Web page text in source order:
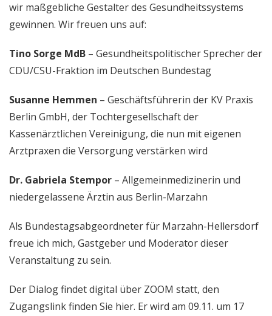
wir maßgebliche Gestalter des Gesundheitssystems
gewinnen. Wir freuen uns auf:
Tino Sorge MdB – Gesundheitspolitischer Sprecher der
CDU/CSU-Fraktion im Deutschen Bundestag
Susanne Hemmen – Geschäftsführerin der KV Praxis
Berlin GmbH, der Tochtergesellschaft der
Kassenärztlichen Vereinigung, die nun mit eigenen
Arztpraxen die Versorgung verstärken wird
Dr. Gabriela Stempor – Allgemeinmedizinerin und
niedergelassene Ärztin aus Berlin-Marzahn
Als Bundestagsabgeordneter für Marzahn-Hellersdorf
freue ich mich, Gastgeber und Moderator dieser
Veranstaltung zu sein.
Der Dialog findet digital über ZOOM statt, den
Zugangslink finden Sie hier. Er wird am 09.11. um 17